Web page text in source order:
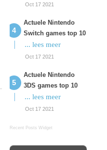
Oct 17 2021
Actuele Nintendo
Switch games top 10
... lees meer
Oct 17 2021
Actuele Nintendo
3DS games top 10
... lees meer
Oct 17 2021
Recent Posts Widget